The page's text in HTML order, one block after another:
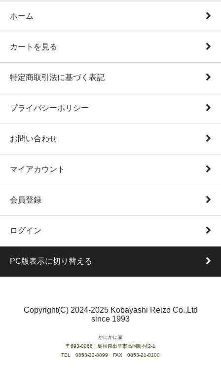
ホーム
カートを見る
特定商取引法に基づく表記
プライバシーポリシー
お問い合わせ
マイアカウント
会員登録
ログイン
PC版表示に切り替える
Copyright(C) 2024-2025 Kobayashi Reizo Co.,Ltd
since 1993
かにかに家
〒693-0066 島根県出雲市高岡町442-1
TEL 0853-22-8899 FAX 0853-21-8100